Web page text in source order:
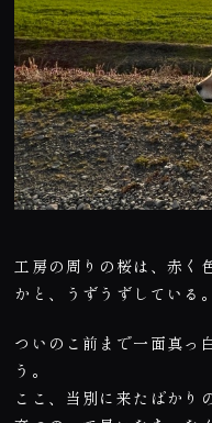
工房の周りの桜は、赤く
かと、うずうずしている。
ついのこ前まで一面真っ
う。
ここ、当別に来たばかり